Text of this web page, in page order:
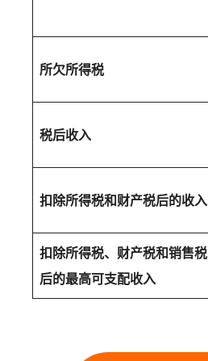
所欠所得税
税后收入
扣除所得税和财产税后的收入
扣除所得税、财产税和销售税
后的最高可支配收入